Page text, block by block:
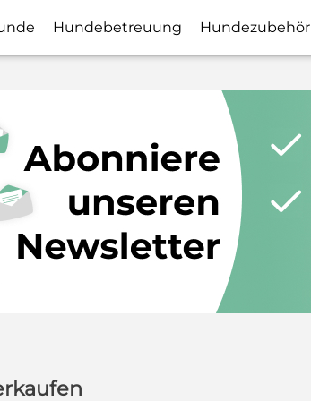
Hundebetreuung Hundezubehör